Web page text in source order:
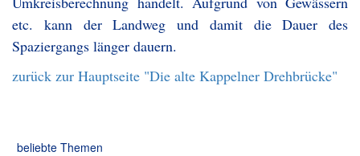
etc. kann der Landweg und damit die Dauer des
Spaziergangs länger dauern.
zurück zur Hauptseite "Die alte Kappelner Drehbrücke"
beliebte Themen